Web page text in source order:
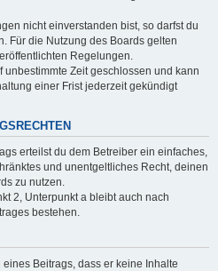
nicht einverstanden bist, so darfst du
Für die Nutzung des Boards gelten
Regelungen.
unbestimmte Zeit geschlossen und kann
einer Frist jederzeit gekündigt
erteilst du dem Betreiber ein einfaches,
und unentgeltliches Recht, deinen
zu nutzen.
2, Unterpunkt a bleibt auch nach
bestehen.
Beitrags, dass er keine Inhalte